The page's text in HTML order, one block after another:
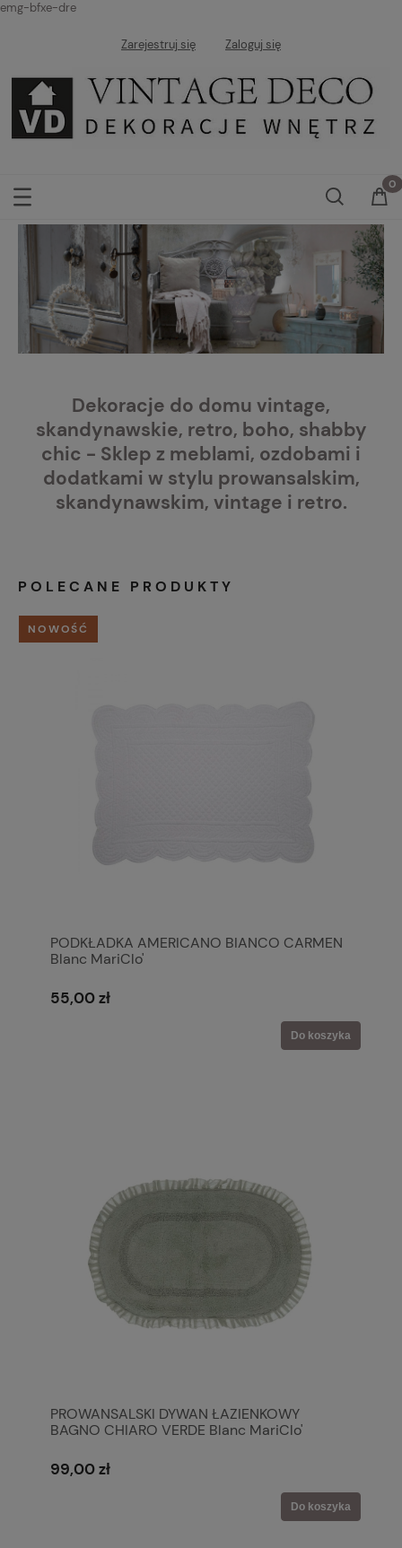
emg-bfxe-dre
Zarejestruj się Zaloguj się
Dekoracje do domu vintage,
skandynawskie, retro, boho, shabby
chic - Sklep z meblami, ozdobami i
dodatkami w stylu prowansalskim,
skandynawskim, vintage i retro.
POLECANE PRODUKTY
PODKŁADKA AMERICANO BIANCO CARMEN
Blanc MariClo'
55,00 zł
Do koszyka
NOWOŚĆ
PROWANSALSKI DYWAN ŁAZIENKOWY
BAGNO CHIARO VERDE Blanc MariClo'
99,00 zł
Do koszyka